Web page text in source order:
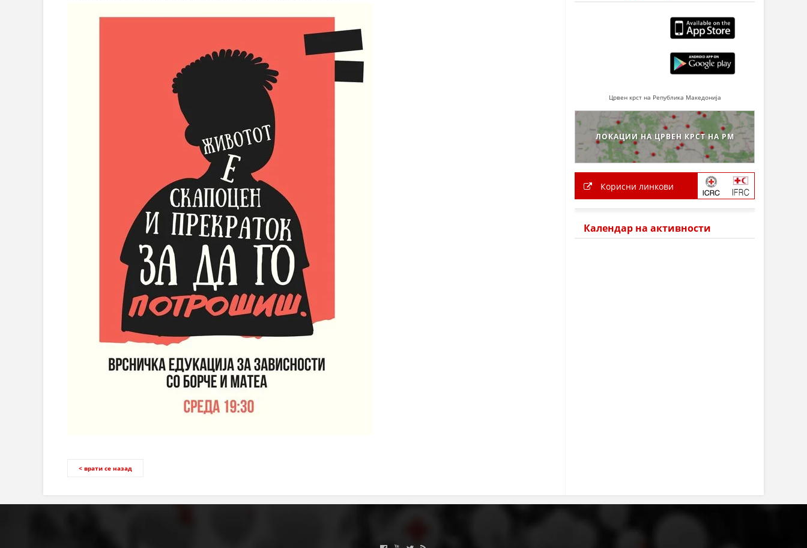
MЕЃУНАРОДНО ХУМАНИТАРНО ПРАВО
ПРОМОЦИЈА НА ХУМАНИ ВРЕДНОСТИ
< врати се назад
Црвен крст на Република Македонија
ЛОКАЦИИ НА ЦРВЕН КРСТ НА РМ
Корисни линкови
Календар на активности